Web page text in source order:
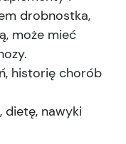
drobnostka,
może mieć
historię chorób
dietę, nawyki